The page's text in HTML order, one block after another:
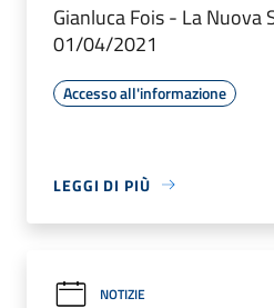
Gianluca Fois - La Nuova
01/04/2021
Accesso all'informazione
LEGGI DI PIÙ
NOTIZIE